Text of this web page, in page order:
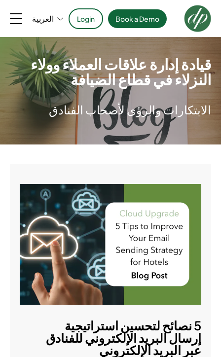
Book a Demo
Login العربية
قيادة إدارة علاقات العملاء وولاء
النزلاء في قطاع الضيافة
الابتكارات والرؤى لأصحاب الفنادق
5 نصائح لتحسين استراتيجية
إرسال البريد الإلكتروني للفنادق
عبر البريد الإلكتروني